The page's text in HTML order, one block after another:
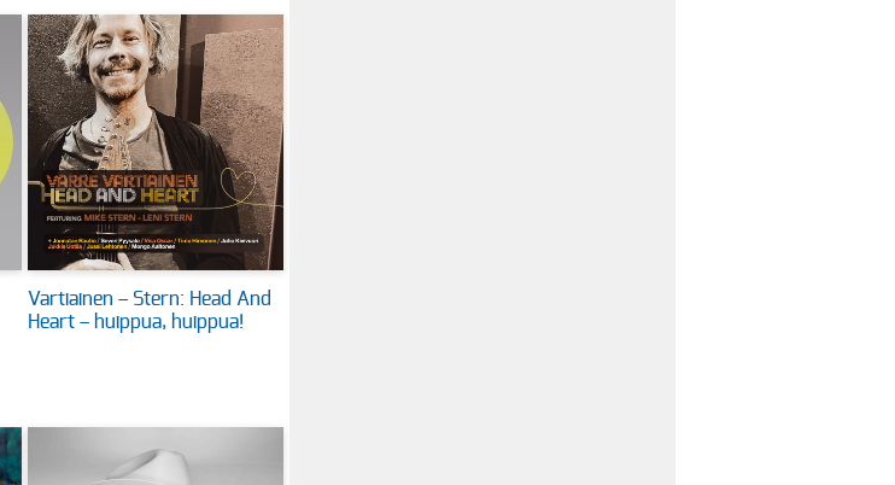
Vartiainen – Stern: Head And
Heart – huippua, huippua!